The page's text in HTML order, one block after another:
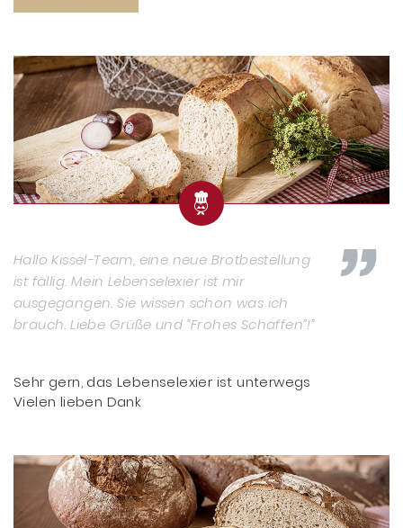
Hallo Kissel-Team, eine neue Brotbestellung
ist fällig. Mein Lebenselexier ist mir
ausgegangen. Sie wissen schon was ich
brauch. Liebe Grüße und “Frohes Schaffen”!”
Sehr gern, das Lebenselexier ist unterwegs
Vielen lieben Dank